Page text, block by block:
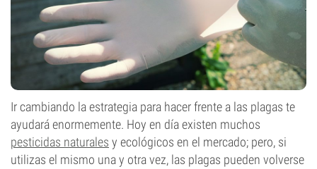
Ir cambiando la estrategia para hacer frente a las plagas te
ayudará enormemente. Hoy en día existen muchos
pesticidas naturales y ecológicos en el mercado; pero, si
utilizas el mismo una y otra vez, las plagas pueden volverse